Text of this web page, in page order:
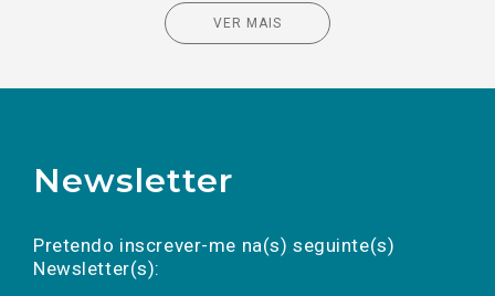
VER MAIS
Newsletter
Pretendo inscrever-me na(s) seguinte(s)
Newsletter(s):
a(s) newsletter(s).
mail